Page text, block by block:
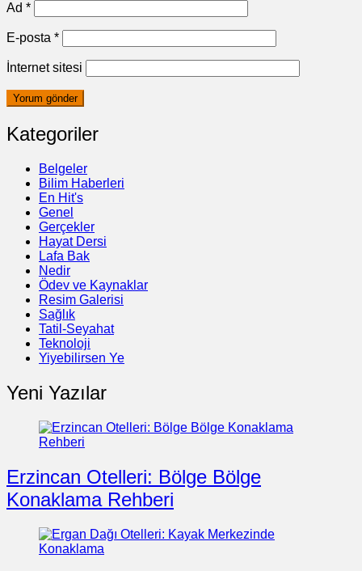
Ad *
E-posta *
İnternet sitesi
Kategoriler
Belgeler
Bilim Haberleri
En Hit's
Genel
Gerçekler
Hayat Dersi
Lafa Bak
Nedir
Ödev ve Kaynaklar
Resim Galerisi
Sağlık
Tatil-Seyahat
Teknoloji
Yiyebilirsen Ye
Yeni Yazılar
Erzincan Otelleri: Bölge Bölge
Konaklama Rehberi